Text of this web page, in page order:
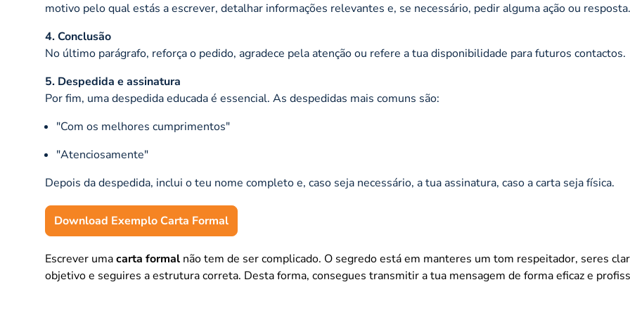
motivo pelo qual estás a escrever, detalhar informações relevantes e, se necessário, pedir alguma ação ou resposta.
4. Conclusão
No último parágrafo, reforça o pedido, agradece pela atenção ou refere a tua disponibilidade para futuros contactos.
5. Despedida e assinatura
Por fim, uma despedida educada é essencial. As despedidas mais comuns são:
"Com os melhores cumprimentos"
"Atenciosamente"
Depois da despedida, inclui o teu nome completo e, caso seja necessário, a tua assinatura, caso a carta seja física.
Download Exemplo Carta Formal
Escrever umacarta formal não tem de ser complicado. O segredo está em manteres um tom respeitador, seres
objetivo e seguires a estrutura correta. Desta forma, consegues transmitir a tua mensagem de forma eficaz e